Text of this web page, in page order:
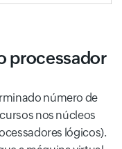
processador
número de
nos núcleos
lógicos).